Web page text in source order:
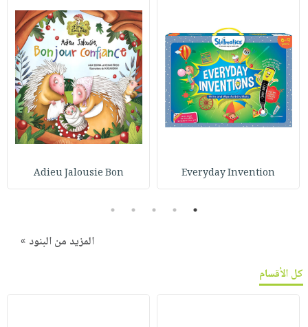
Everyday Invention
Adieu Jalousie Bon
1
2
3
4
5
المزيد من البنود »
كل الأقسام